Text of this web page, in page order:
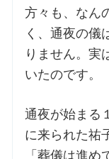
方々も、なん
く、通夜の儀
りません。実
いたのです。
通夜が始まる
に来られた祐
「葬儀は進